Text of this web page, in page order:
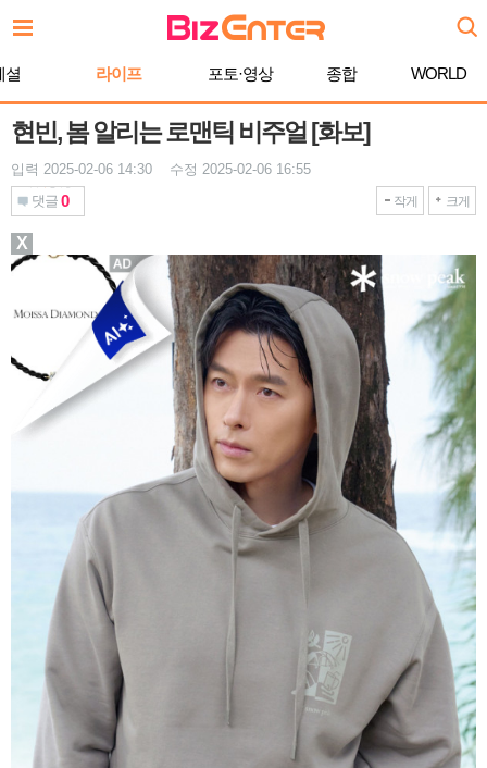
문
로셜 라이프 포토·영상 종합 WORLD
현빈, 봄 알리는 로맨틱 비주얼 [화보]
입력 2025-02-06 14:30 수정 2025-02-06 16:55
댓글 0 작게 크게
X